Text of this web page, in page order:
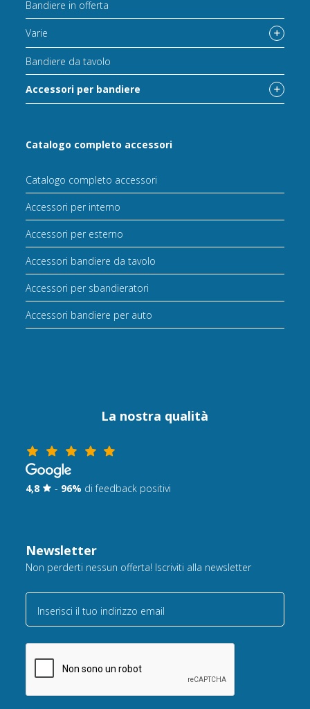
Bandiere in offerta
Varie
Bandiere da tavolo
Accessori per bandiere
Catalogo completo accessori
Catalogo completo accessori
Accessori per interno
Accessori per esterno
Accessori bandiere da tavolo
Accessori per sbandieratori
Accessori bandiere per auto
La nostra qualità
4,8 - 96% di feedback positivi
Newsletter
Non perderti nessun offerta! Iscriviti alla newsletter
Inserisci il tuo indirizzo email